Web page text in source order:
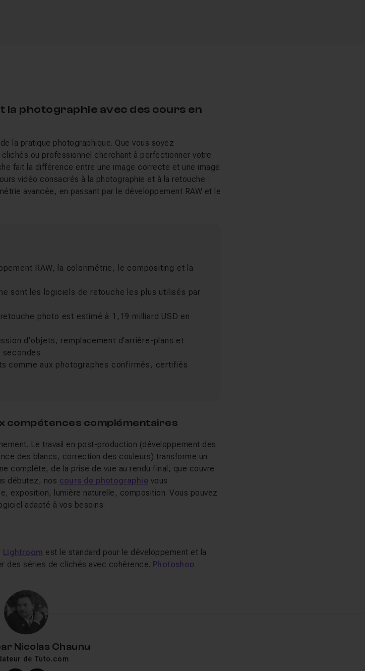
la photographie avec des cours en
la pratique photographique. Que vous soyez
ou professionnel cherchant à perfectionner votre
fait la différence entre une image correcte et une image
vidéo consacrés à la photographie et à la retouche :
avancée, en passant par le développement RAW et le
RAW, la colorimétrie, le compositing et la
sont les logiciels de retouche les plus utilisés par
photo est estimé à 1,19 milliard USD en
d'objets, remplacement d'arrière-plans et
secondes
comme aux photographes confirmés, certifiés
compétences complémentaires
Le travail en post-production (développement des
des blancs, correction des couleurs) transforme un
complète, de la prise de vue au rendu final, que couvre
débutez, nos cours de photographie vous
exposition, lumière naturelle, composition. Vous pouvez
adapté à vos besoins.
Lightroom est le standard pour le développement et la
des séries de clichés avec cohérence. Photoshop
traitement colorimétrique. Pour ceux qui recherchent des
sans abonnement, tandis que Darktable et RawTherapee
Chaque logiciel dispose de sa propre catégorie sur
service du photographe
Nicolas Chaunu
de Tuto.com